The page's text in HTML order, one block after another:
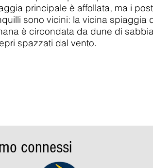
principale è affollata, ma i
sono vicini: la vicina spiaggia
è circondata da dune di
spazzati dal vento.
connessi